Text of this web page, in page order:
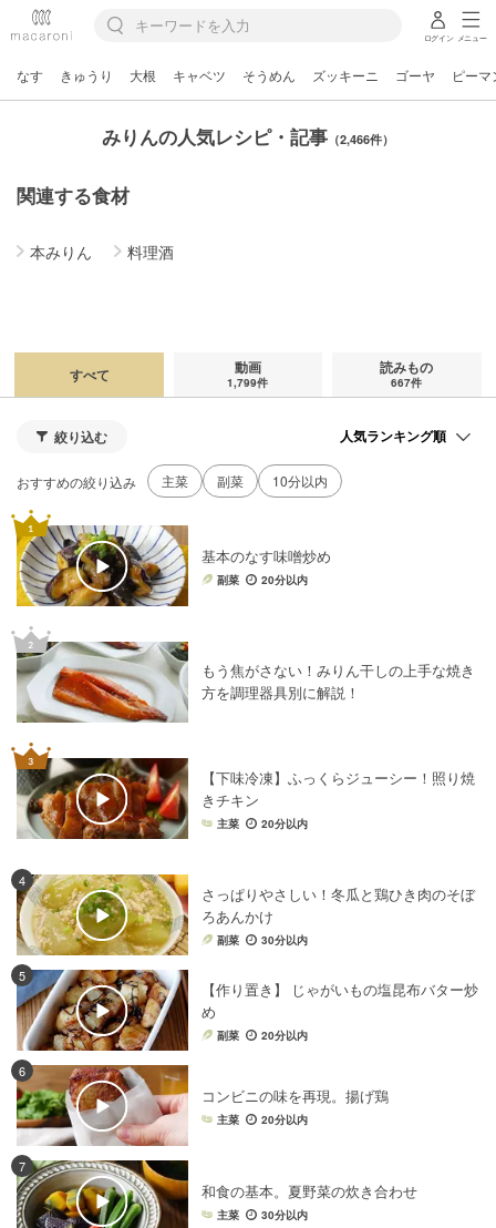
ログイン メニュー
なす きゅうり 大根 キャベツ そうめん ズッキーニ ゴーヤ ピーマ
みりんの人気レシピ・記事 （2,466件）
関連する食材
本みりん 料理酒
すべて 動画
1,799件
読みもの
667件
絞り込む
おすすめの絞り込み 主菜 副菜 10分以内
基本のなす味噌炒め
副菜 20分以内
もう焦がさない！みりん干しの上手な焼き
方を調理器具別に解説！
【下味冷凍】ふっくらジューシー！照り焼
きチキン
主菜 20分以内
4
さっぱりやさしい！冬瓜と鶏ひき肉のそぼ
ろあんかけ
副菜 30分以内
5
【作り置き】 じゃがいもの塩昆布バター炒
め
副菜 20分以内
6
コンビニの味を再現。揚げ鶏
主菜 20分以内
7
和食の基本。夏野菜の炊き合わせ
主菜 30分以内